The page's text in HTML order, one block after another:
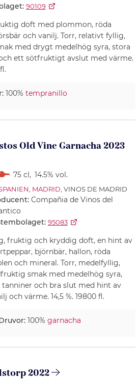
90109
doft med plommon, röda
och vanilj. Torr, relativt fyllig,
med drygt medelhög syra, stora
ett sötfruktigt avslut med värme.
100% tempranillo
Old Vine Garnacha 2023
75 cl, 14.5% vol.
MADRID , VINOS DE MADRID
Compañia de Vinos del
95083
fruktig och kryddig doft, en hint av
björnbär, hallon, röda
och mineral. Torr, medelfyllig,
smak med medelhög syra,
tanniner och bra slut med hint av
och värme. 14,5 %. 19800 fl.
100% garnacha
2022